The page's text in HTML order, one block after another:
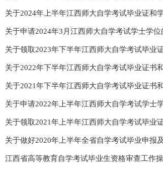
关于2024年上半年江西师大自学考试毕业证和
关于申请2024年3月江西师大自学考试学士学位
关于领取2023年下半年江西师大自学考试毕业
关于2022年下半年江西师大自学考试毕业证书
关于2021年下半年江西师大自学考试毕业证书
关于申请2022年上半年江西师大自学考试学士
关于领取2021年上半年江西师大自学考试毕业
关于做好2020年上半年全省自学考试毕业申报
江西省高等教育自学考试毕业生资格审查工作